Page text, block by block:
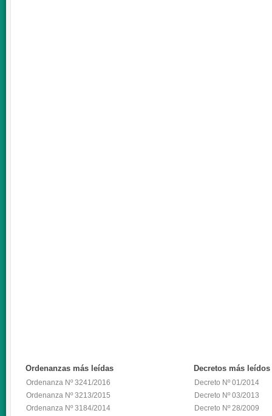
Ordenanzas más leídas
Ordenanza Nº 3241/2016
Ordenanza Nº 3213/2015
Ordenanza Nº 3184/2014
Decretos más leídos
Decreto Nº 01/2014
Decreto Nº 03/2013
Decreto Nº 28/2009